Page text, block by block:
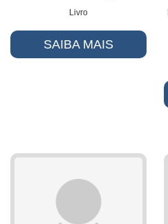
Livro
SAIBA MAIS